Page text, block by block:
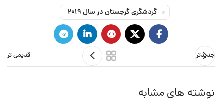
گردشگری گرجستان در سال 2019
جدیدتر قدیمی تر
نوشته های مشابه